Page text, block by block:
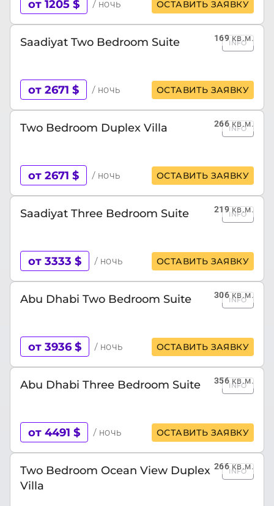
от 1205 $ / ночь ОСТАВИТЬ ЗАЯВКУ
169кв.м.
Saadiyat Two Bedroom Suite INFO
от 2671 $ / ночь ОСТАВИТЬ ЗАЯВКУ
266кв.м.
Two Bedroom Duplex Villa INFO
от 2671 $ / ночь ОСТАВИТЬ ЗАЯВКУ
219кв.м.
Saadiyat Three Bedroom Suite INFO
от 3333 $ / ночь ОСТАВИТЬ ЗАЯВКУ
306кв.м.
Abu Dhabi Two Bedroom Suite INFO
от 3936 $ / ночь ОСТАВИТЬ ЗАЯВКУ
356кв.м.
Abu Dhabi Three Bedroom Suite INFO
от 4491 $ / ночь ОСТАВИТЬ ЗАЯВКУ
266кв.м.
Two Bedroom Ocean View Duplex
Villa
INFO